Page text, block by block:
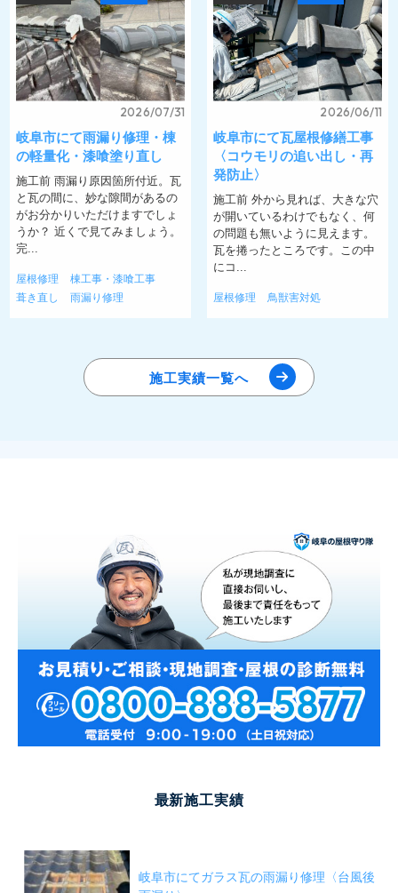
2026/07/31
岐阜市にて雨漏り修理・棟
の軽量化・漆喰塗り直し
施工前 雨漏り原因箇所付近。瓦
と瓦の間に、妙な隙間があるの
がお分かりいただけますでしょ
うか？ 近くで見てみましょう。
完...
屋根修理
棟工事・漆喰工事
葺き直し
雨漏り修理
2026/06/11
岐阜市にて瓦屋根修繕工事
〈コウモリの追い出し・再
発防止〉
施工前 外から見れば、大きな穴
が開いているわけでもなく、何
の問題も無いように見えます。
瓦を捲ったところです。この中
にコ...
屋根修理 鳥獣害対処
施工実績一覧へ
最新施工実績
岐阜市にてガラス瓦の雨漏り修理〈台風後